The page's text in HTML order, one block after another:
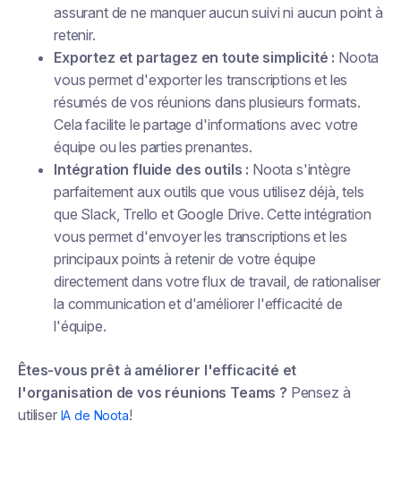
assurant de ne manquer aucun suivi ni aucun point à
retenir.
Exportez et partagez en toute simplicité : Noota
vous permet d'exporter les transcriptions et les
résumés de vos réunions dans plusieurs formats.
Cela facilite le partage d'informations avec votre
équipe ou les parties prenantes.
Intégration fluide des outils : Noota s'intègre
parfaitement aux outils que vous utilisez déjà, tels
que Slack, Trello et Google Drive. Cette intégration
vous permet d'envoyer les transcriptions et les
principaux points à retenir de votre équipe
directement dans votre flux de travail, de rationaliser
la communication et d'améliorer l'efficacité de
l'équipe.
Êtes-vous prêt à améliorer l'efficacité et
l'organisation de vos réunions Teams ? Pensez à
utiliser IA de Noota!